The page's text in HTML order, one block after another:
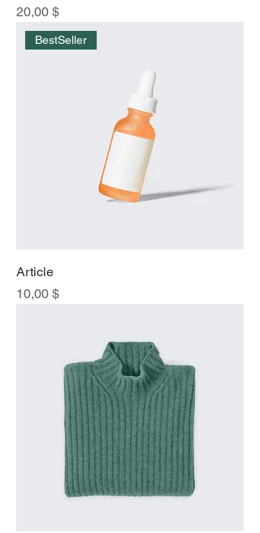
Prix
20,00 $
BestSeller
Article
Prix
10,00 $